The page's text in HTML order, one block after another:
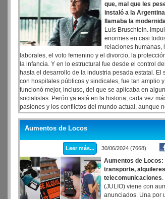
que, mal que les
instaló a la
llamaba la
Luis Bruschtein.
enormes en casi
relaciones humanas,
laborales, el voto femenino y el divorcio, la
la infancia. Y en lo estructural fue desde el control
hasta el desarrollo de la industria pesada estatal. El
con hospitales públicos y sindicales, fue tan amplio
funcionó mejor, incluso, del que se aplicaba en
socialistas. Perón ya está en la historia, cada vez
pasiones y los conflictos del mundo actual, aunque
traten de aprovecharlo, travestirlo y volverlo acéptico.
Aumentos de Locos
Leer más... 30/06/2024 (7668)
Aumentos de Locos:
transporte,
telecomunicaciones
(JULIO) viene con
anunciados. Una por